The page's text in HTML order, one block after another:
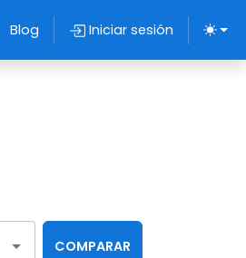
Blog Iniciar sesión
COMPARAR